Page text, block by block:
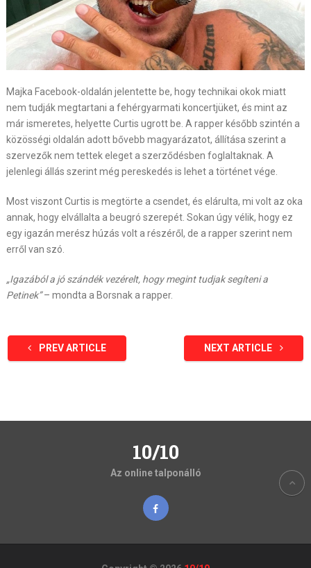
Majka Facebook-oldalán jelentette be, hogy technikai okok miatt
nem tudják megtartani a fehérgyarmati koncertjüket, és mint az
már ismeretes, helyette Curtis ugrott be. A rapper később szintén a
közösségi oldalán adott bővebb magyarázatot, állítása szerint a
szervezők nem tettek eleget a szerződésben foglaltaknak. A
jelenlegi állás szerint még pereskedés is lehet a történet vége.
Most viszont Curtis is megtörte a csendet, és elárulta, mi volt az oka
annak, hogy elvállalta a beugró szerepét. Sokan úgy vélik, hogy ez
egy igazán merész húzás volt a részéről, de a rapper szerint nem
erről van szó.
„Igazából a jó szándék vezérelt, hogy megint tudjak segíteni a
Petinek”– mondta a Borsnak a rapper.
PREV ARTICLE NEXT ARTICLE
10/10
Az online talponálló